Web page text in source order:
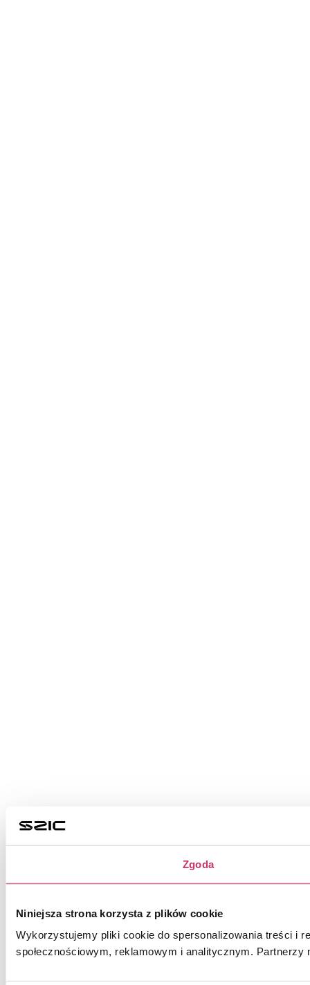
Zgoda
Niniejsza strona korzysta z plików cookie
Wykorzystujemy pliki cookie do spersonalizowania treści i
społecznościowym, reklamowym i analitycznym.